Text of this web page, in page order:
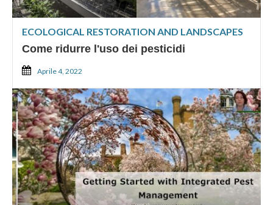
ECOLOGICAL RESTORATION AND LANDSCAPES
Come ridurre l'uso dei pesticidi
Aprile 4, 2022